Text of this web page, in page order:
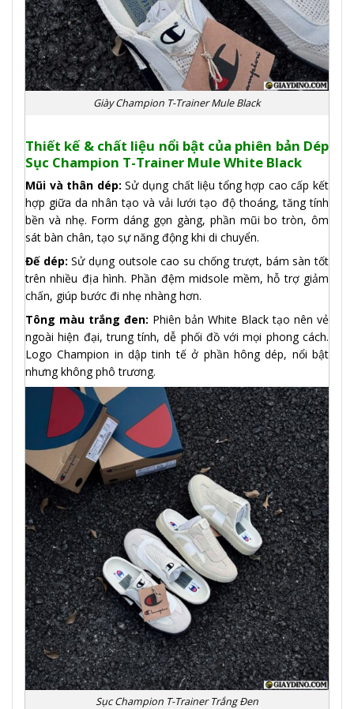
Giày Champion T-Trainer Mule Black
Thiết kế & chất liệu nổi bật của phiên bản Dép
Sục Champion T-Trainer Mule White Black
Mũi và thân dép: Sử dụng chất liệu tổng hợp cao cấp kết
hợp giữa da nhân tạo và vải lưới tạo độ thoáng, tăng tính
bền và nhẹ. Form dáng gọn gàng, phần mũi bo tròn, ôm
sát bàn chân, tạo sự năng động khi di chuyển.
Đế dép: Sử dụng outsole cao su chống trượt, bám sàn tốt
trên nhiều địa hình. Phần đệm midsole mềm, hỗ trợ giảm
chấn, giúp bước đi nhẹ nhàng hơn.
Tông màu trắng đen: Phiên bản White Black tạo nên vẻ
ngoài hiện đại, trung tính, dễ phối đồ với mọi phong cách.
Logo Champion in dập tinh tế ở phần hông dép, nổi bật
nhưng không phô trương.
Sục Champion T-Trainer Trắng Đen